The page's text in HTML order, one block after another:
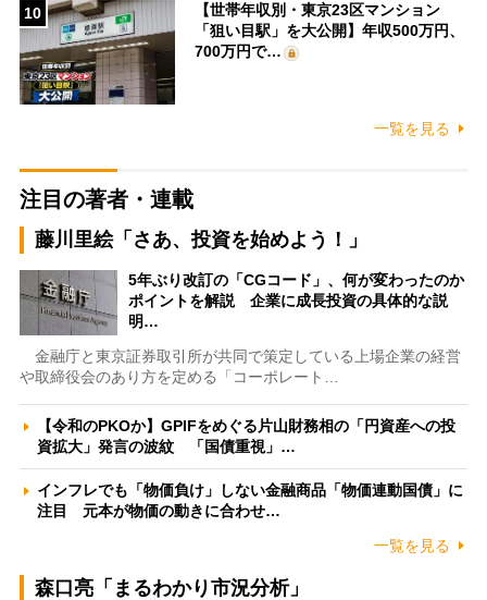
10
【世帯年収別・東京23区マンション
「狙い目駅」を大公開】年収500万円、
700万円で…
一覧を見る
注目の著者・連載
藤川里絵「さあ、投資を始めよう！」
5年ぶり改訂の「CGコード」、何が変わったのか
ポイントを解説 企業に成長投資の具体的な説
明…
金融庁と東京証券取引所が共同で策定している上場企業の経営
や取締役会のあり方を定める「コーポレート…
【令和のPKOか】GPIFをめぐる片山財務相の「円資産への投
資拡大」発言の波紋 「国債重視」…
インフレでも「物価負け」しない金融商品「物価連動国債」に
注目 元本が物価の動きに合わせ…
一覧を見る
森口亮「まるわかり市況分析」